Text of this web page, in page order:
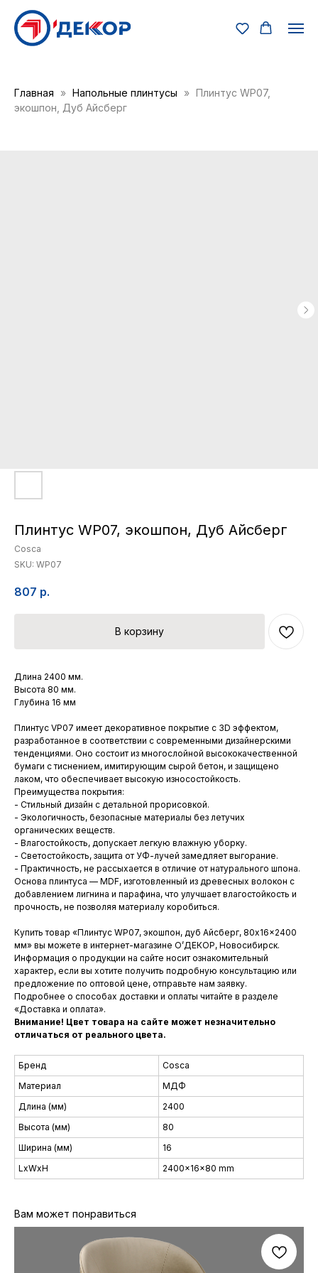
Главная Напольные плинтусы
Плинтус WP07,
экошпон, Дуб Айсберг
Плинтус WP07, экошпон, Дуб Айсберг
Cosca
SKU: WP07
807 р.
В корзину
Длина 2400 мм.
Высота 80 мм.
Глубина 16 мм
Плинтус VP07 имеет декоративное покрытие с 3D эффектом,
разработанное в соответствии с современными дизайнерскими
тенденциями. Оно состоит из многослойной высококачественной
бумаги с тиснением, имитирующим сырой бетон, и защищено
лаком, что обеспечивает высокую износостойкость.
Преимущества покрытия:
- Стильный дизайн с детальной прорисовкой.
- Экологичность, безопасные материалы без летучих
органических веществ.
- Влагостойкость, допускает легкую влажную уборку.
- Светостойкость, защита от УФ-лучей замедляет выгорание.
- Практичность, не рассыхается в отличие от натурального шпона.
Основа плинтуса — MDF, изготовленный из древесных волокон с
добавлением лигнина и парафина, что улучшает влагостойкость и
прочность, не позволяя материалу коробиться.
Купить товар «Плинтус WP07, экошпон, дуб Айсберг, 80x16x2400
мм» вы можете в интернет-магазине О’ДЕКОР, Новосибирск.
Информация о продукции на сайте носит ознакомительный
характер, если вы хотите получить подробную консультацию или
предложение по оптовой цене, отправьте нам заявку.
Подробнее о способах доставки и оплаты читайте в разделе
«Доставка и оплата».
Внимание! Цвет товара на сайте может незначительно
отличаться от реального цвета.
Бренд
Cosca
Материал
МДФ
Длина (мм)
2400
Высота (мм)
80
Ширина (мм)
16
LxWxH
2400x16x80 mm
Вам может понравиться